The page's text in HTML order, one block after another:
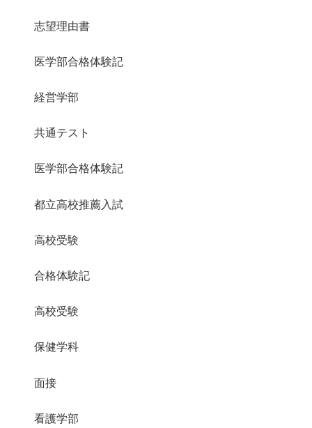
志望理由書
医学部合格体験記
経営学部
共通テスト
医学部合格体験記
都立高校推薦入試
高校受験
合格体験記
高校受験
保健学科
面接
看護学部